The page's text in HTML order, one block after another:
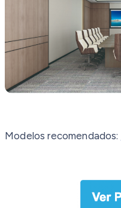
Modelos recomendados: